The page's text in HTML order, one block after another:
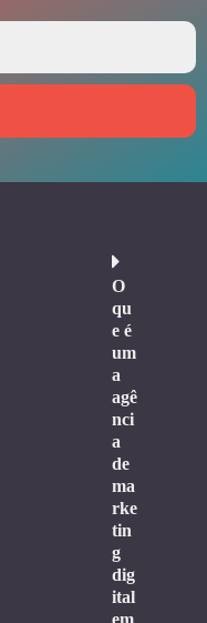
O
qu
e é
um
a
agê
nci
a
de
ma
rke
tin
g
dig
ital
em